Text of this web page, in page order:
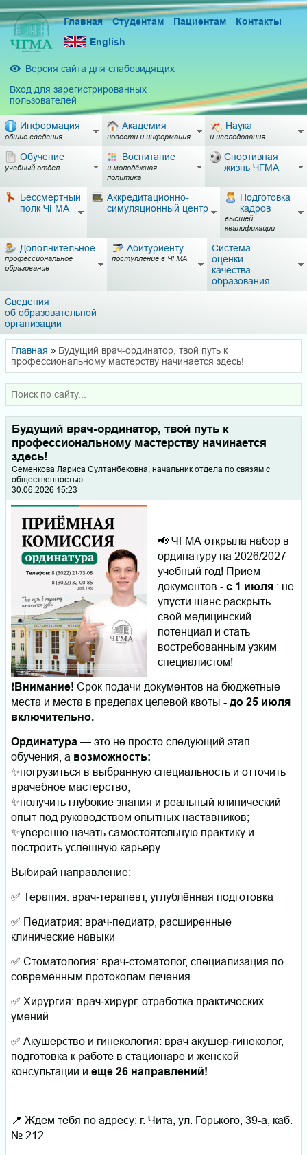
Главная Студентам Пациентам
Контакты
English
Версия сайта для слабовидящих
Вход для зарегистрированных
пользователей
Информация
общие сведения
Академия
новости и информация
Наука
и исследования
Обучение
учебный отдел
Воспитание
и молодёжная
политика
Спортивная
жизнь ЧГМА
Бессмертный
полк ЧГМА
Аккредитационно-
симуляционный центр
Подготовка
кадров
высшей
квалификации
Дополнительное
профессиональное
образование
Абитуриенту
поступление в ЧГМА
Система
оценки
качества
образования
Сведения
об образовательной
организации
Главная » Будущий врач-ординатор, твой путь к
профессиональному мастерству начинается здесь!
Будущий врач-ординатор, твой путь к
профессиональному мастерству начинается
здесь!
Семенкова Лариса Султанбековна, начальник отдела по связям с
общественностью
30.06.2026 15:23
📢 ЧГМА открыла набор в
ординатуру на 2026/2027
учебный год! Приём
документов - с 1 июля : не
упусти шанс раскрыть
свой медицинский
потенциал и стать
востребованным узким
специалистом!
❗️Внимание! Срок подачи документов на бюджетные
места и места в пределах целевой квоты - до 25 июля
включительно.
Ординатура — это не просто следующий этап
обучения, а возможность:
✨погрузиться в выбранную специальность и отточить
врачебное мастерство;
✨получить глубокие знания и реальный клинический
опыт под руководством опытных наставников;
✨уверенно начать самостоятельную практику и
построить успешную карьеру.
Выбирай направление:
✅ Терапия: врач‑терапевт, углублённая подготовка
✅ Педиатрия: врач‑педиатр, расширенные
клинические навыки
✅ Стоматология: врач‑стоматолог, специализация по
современным протоколам лечения
✅ Хирургия: врач‑хирург, отработка практических
умений.
✅ Акушерство и гинекология: врач акушер‑гинеколог,
подготовка к работе в стационаре и женской
консультации и еще 26 направлений!
📍 Ждём тебя по адресу: г. Чита, ул. Горького, 39-а, каб.
№ 212.